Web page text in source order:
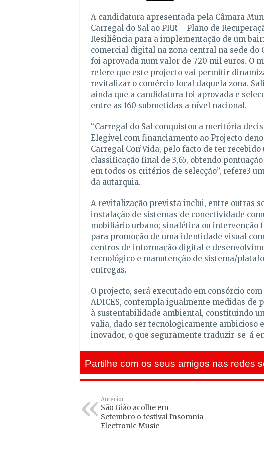
A candidatura apresentada pela Câmara
Carregal do Sal ao PRR – Plano de
Resiliência para a implementação de um
comercial digital na zona central na sede do
foi aprovada num valor de 720 mil euros. O
refere que este projecto vai permitir
revitalizar o comércio local daquela zona.
ainda que a candidatura foi aprovada e
entre as 160 submetidas a nível nacional.
“Carregal do Sal conquistou a meritória
Elegível com financiamento ao Projecto
Carregal Con’Vida, pelo facto de ter recebido
classificação final de 3,65, obtendo
em todos os critérios de selecção”, refere3
da autarquia.
A revitalização prevista inclui, entre outras
instalação de sistemas de conectividade
mobiliário urbano; sinalética ou intervenção
para promoção de uma identidade visual
centros de informação digital e
tecnológico e manutenção de sistema/
entregas.
O projecto, será executado em consórcio com
ADICES, contempla igualmente medidas de
à sustentabilidade ambiental, constituindo
valia, dado ser tecnologicamente ambicioso e
inovador, o que seguramente traduzir-se-á
Partilhe com os seus amigos nas redes
Anterior
São Gião acolhe em
Setembro o festival Insomnia
Electronic Music